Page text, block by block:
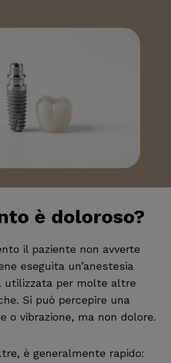
è doloroso?
il paziente non avverte
eseguita un’anestesia
utilizzata per molte altre
Si può percepire una
o vibrazione, ma non dolore.
è generalmente rapido: